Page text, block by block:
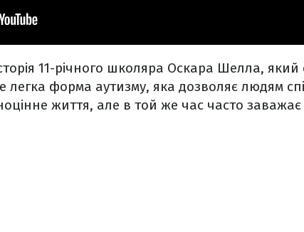
11-річного школяра Оскара Шелла,
форма аутизму, яка дозволяє людям
життя, але в той же час часто заважає